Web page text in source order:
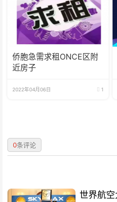
侨胞急需求租ONCE区附
近房子
2022年04月06日 1
0条评论
世界航